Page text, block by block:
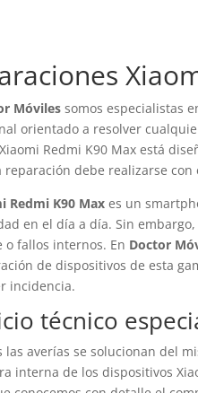
Móviles somos especialistas
orientado a resolver
Redmi K90 Max está
reparación debe realizarse
Redmi K90 Max es un
en el día a día. Sin
o fallos internos. En Doctor
de dispositivos de esta
incidencia.
técnico
las averías se solucionan del
interna de los dispositivos